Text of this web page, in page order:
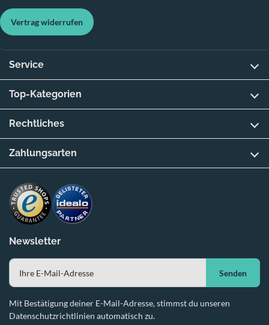
Newsletter
Senden
Mit Bestätigung deiner E-Mail-Adresse, stimmst du unseren
Datenschutzrichtlinien automatisch zu.
Vertrag widerrufen
Service
Top-Kategorien
Rechtliches
Zahlungsarten